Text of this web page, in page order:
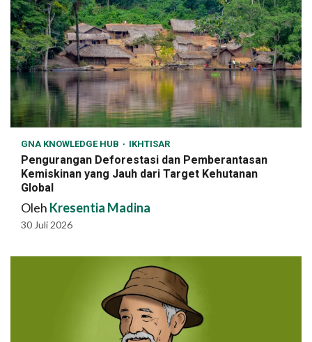
GNA KNOWLEDGE HUB IKHTISAR
Pengurangan Deforestasi dan Pemberantasan
Kemiskinan yang Jauh dari Target Kehutanan
Global
Oleh Kresentia Madina
30 Juli 2026